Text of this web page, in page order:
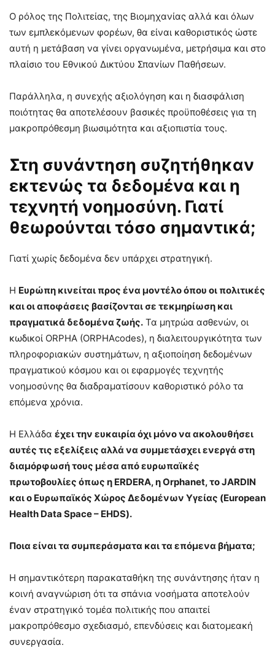
Ο ρόλος της Πολιτείας, της Βιομηχανίας αλλά και όλων
των εμπλεκόμενων φορέων, θα είναι καθοριστικός ώστε
αυτή η μετάβαση να γίνει οργανωμένα, μετρήσιμα και στο
πλαίσιο του Εθνικού Δικτύου Σπανίων Παθήσεων.
Παράλληλα, η συνεχής αξιολόγηση και η διασφάλιση
ποιότητας θα αποτελέσουν βασικές προϋποθέσεις για τη
μακροπρόθεσμη βιωσιμότητα και αξιοπιστία τους.
Στη συνάντηση συζητήθηκαν
εκτενώς τα δεδομένα και η
τεχνητή νοημοσύνη. Γιατί
θεωρούνται τόσο σημαντικά;
Γιατί χωρίς δεδομένα δεν υπάρχει στρατηγική.
Η Ευρώπη κινείται προς ένα μοντέλο όπου οι πολιτικές
και οι αποφάσεις βασίζονται σε τεκμηρίωση και
πραγματικά δεδομένα ζωής. Τα μητρώα ασθενών, οι
κωδικοί ORPHA (ORPHAcodes), η διαλειτουργικότητα των
πληροφοριακών συστημάτων, η αξιοποίηση δεδομένων
πραγματικού κόσμου και οι εφαρμογές τεχνητής
νοημοσύνης θα διαδραματίσουν καθοριστικό ρόλο τα
επόμενα χρόνια.
Η Ελλάδα έχει την ευκαιρία όχι μόνο να ακολουθήσει
αυτές τις εξελίξεις αλλά να συμμετάσχει ενεργά στη
διαμόρφωσή τους μέσα από ευρωπαϊκές
πρωτοβουλίες όπως η ERDERA, η Orphanet, το JARDIN
και ο Ευρωπαϊκός Χώρος Δεδομένων Υγείας (European
Health Data Space – EHDS).
Ποια είναι τα συμπεράσματα και τα επόμενα βήματα;
Η σημαντικότερη παρακαταθήκη της συνάντησης ήταν η
κοινή αναγνώριση ότι τα σπάνια νοσήματα αποτελούν
έναν στρατηγικό τομέα πολιτικής που απαιτεί
μακροπρόθεσμο σχεδιασμό, επενδύσεις και διατομεακή
συνεργασία.